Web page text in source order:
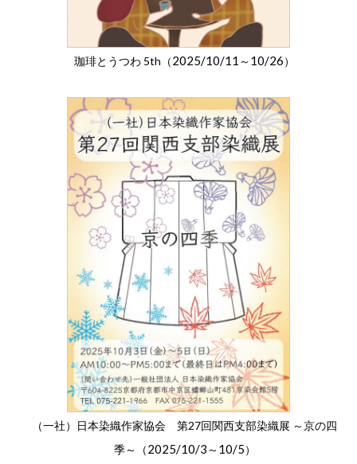
珈琲とうつわ 5th（2025/10/11 ～ 10/26）
（一社）日本染織作家協会 第27回関西支部染織展 ～京の四
季～（2025/10/3 ～ 10/5）